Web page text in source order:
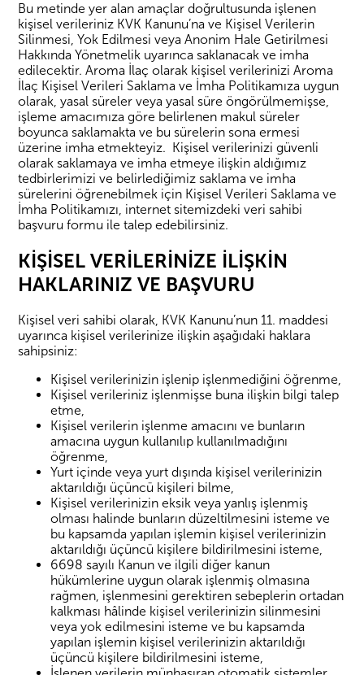
Bu metinde yer alan amaçlar doğrultusunda işlenen
kişisel verileriniz KVK Kanunu’na ve Kişisel Verilerin
Silinmesi, Yok Edilmesi veya Anonim Hale Getirilmesi
Hakkında Yönetmelik uyarınca saklanacak ve imha
edilecektir. Aroma İlaç olarak kişisel verilerinizi Aroma
İlaç Kişisel Verileri Saklama ve İmha Politikamıza uygun
olarak, yasal süreler veya yasal süre öngörülmemişse,
işleme amacımıza göre belirlenen makul süreler
boyunca saklamakta ve bu sürelerin sona ermesi
üzerine imha etmekteyiz. Kişisel verilerinizi güvenli
olarak saklamaya ve imha etmeye ilişkin aldığımız
tedbirlerimizi ve belirlediğimiz saklama ve imha
sürelerini öğrenebilmek için Kişisel Verileri Saklama ve
İmha Politikamızı, internet sitemizdeki veri sahibi
başvuru formu ile talep edebilirsiniz.
KİŞİSEL VERİLERİNİZE İLİŞKİN
HAKLARINIZ VE BAŞVURU
Kişisel veri sahibi olarak, KVK Kanunu’nun 11. maddesi
uyarınca kişisel verilerinize ilişkin aşağıdaki haklara
sahipsiniz:
Kişisel verilerinizin işlenip işlenmediğini öğrenme,
Kişisel verileriniz işlenmişse buna ilişkin bilgi talep
etme,
Kişisel verilerin işlenme amacını ve bunların
amacına uygun kullanılıp kullanılmadığını
öğrenme,
Yurt içinde veya yurt dışında kişisel verilerinizin
aktarıldığı üçüncü kişileri bilme,
Kişisel verilerinizin eksik veya yanlış işlenmiş
olması halinde bunların düzeltilmesini isteme ve
bu kapsamda yapılan işlemin kişisel verilerinizin
aktarıldığı üçüncü kişilere bildirilmesini isteme,
6698 sayılı Kanun ve ilgili diğer kanun
hükümlerine uygun olarak işlenmiş olmasına
rağmen, işlenmesini gerektiren sebeplerin ortadan
kalkması hâlinde kişisel verilerinizin silinmesini
veya yok edilmesini isteme ve bu kapsamda
yapılan işlemin kişisel verilerinizin aktarıldığı
üçüncü kişilere bildirilmesini isteme,